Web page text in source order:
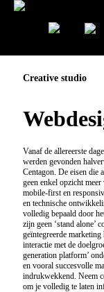
Creative studio
Vanaf de allereerste
werden gevonden
Centagon. De eisen die
geen enkel opzicht
mobile-first en
en technische
volledig bepaald door
zijn geen ‘stand alone’
geïntegreerde
interactie met de
generation platform’
en vooral succesvolle
indrukwekkend. Neem
om je volledig te laten